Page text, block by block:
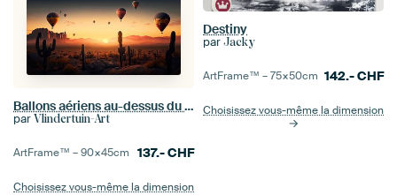
Ballons aériens au-dessus du désert du Nouveau-Mexique
par Vlindertuin-Art
ArtFrame™ –90×45cm 137.-CHF
Choisissez vous-même la dimension
Destiny
par Jacky
ArtFrame™ –75×50cm 142.-CHF
Choisissez vous-même la dimension